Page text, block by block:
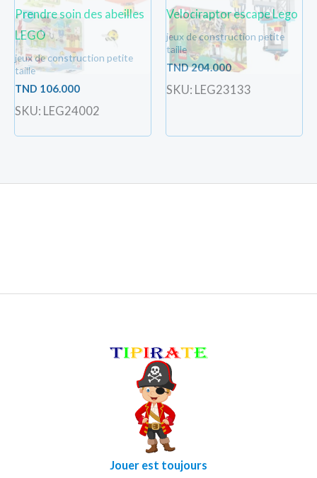
Prendre soin des abeilles
LEGO
jeux de construction petite
taille
TND 106.000
SKU: LEG24002
Velociraptor escape Lego
jeux de construction petite
taille
TND204.000
SKU: LEG23133
Jouer est toujours